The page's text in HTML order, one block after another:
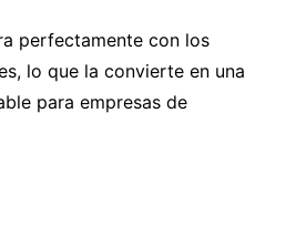
perfectamente con los
lo que la convierte en una
para empresas de